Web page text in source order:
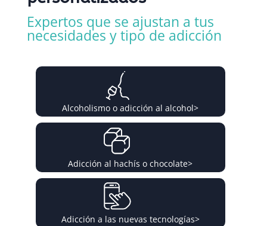
Expertos que se ajustan a tus
necesidades y tipo de adicción
Alcoholismo o adicción al alcohol>
Adicción al hachís o chocolate>
Adicción a las nuevas tecnologías>